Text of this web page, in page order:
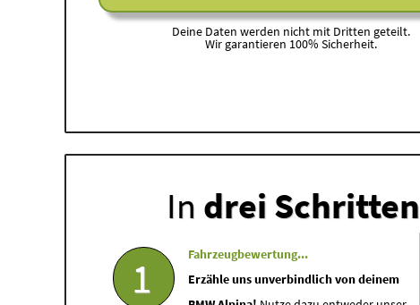
Deine Daten werden nicht mit Dritten geteilt.
Wir garantieren 100% Sicherheit.
In drei Schritten
1
Fahrzeugbewertung...
Erzähle uns unverbindlich von deinem